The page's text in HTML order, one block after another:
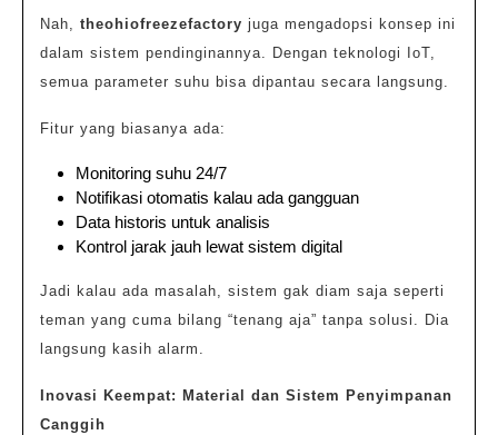
Nah, theohiofreezefactory juga mengadopsi konsep ini
dalam sistem pendinginannya. Dengan teknologi IoT,
semua parameter suhu bisa dipantau secara langsung.
Fitur yang biasanya ada:
Monitoring suhu 24/7
Notifikasi otomatis kalau ada gangguan
Data historis untuk analisis
Kontrol jarak jauh lewat sistem digital
Jadi kalau ada masalah, sistem gak diam saja seperti
teman yang cuma bilang “tenang aja” tanpa solusi. Dia
langsung kasih alarm.
Inovasi Keempat: Material dan Sistem Penyimpanan
Canggih